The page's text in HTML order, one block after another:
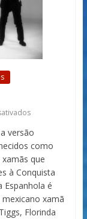
versão
como
que
à Conquista
Espanhola é
xamã
Florinda